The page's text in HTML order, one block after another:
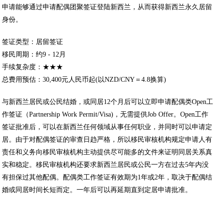
申请能够通过申请配偶团聚签证登陆新西兰，从而获得新西兰永久居留
身份。
签证类型：居留签证
移民周期：约9 - 12月
手续复杂度：★★★
总费用预估：30,400元人民币起(以NZD/CNY＝4.8换算)
与新西兰居民或公民结婚，或同居12个月后可以立即申请配偶类Open工
作签证（Partnership Work Permit/Visa)，无需提供Job Offer。Open工作
签证批准后，可以在新西兰任何领域从事任何职业，并同时可以申请定
居。由于对配偶签证的审查日趋严格，所以移民审核机构规定申请人有
责任和义务向移民审核机构主动提供尽可能多的文件来证明同居关系真
实和稳定。移民审核机构还要求新西兰居民或公民一方在过去5年内没
有担保过其他配偶。配偶类工作签证有效期为1年或2年，取决于配偶结
婚或同居时间长短而定。一年后可以再延期直到定居申请批准。